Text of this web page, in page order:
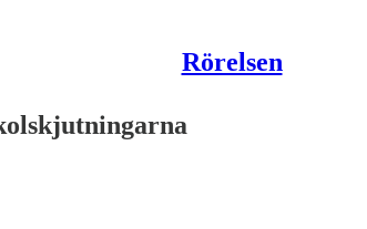
Rörelsen